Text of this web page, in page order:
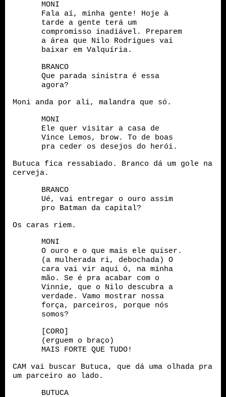
MONI
Fala aí, minha gente! Hoje à
tarde a gente terá um
compromisso inadiável. Preparem
a área que Nilo Rodrigues vai
baixar em Valquíria.
BRANCO
Que parada sinistra é essa
agora?
Moni anda por ali, malandra que só.
MONI
Ele quer visitar a casa de
Vince Lemos, brow. To de boas
pra ceder os desejos do herói.
Butuca fica ressabiado. Branco dá um gole na
cerveja.
BRANCO
Ué, vai entregar o ouro assim
pro Batman da capital?
Os caras riem.
MONI
O ouro e o que mais ele quiser.
(a mulherada ri, debochada) O
cara vai vir aqui ó, na minha
mão. Se é pra acabar com o
Vinnie, que o Nilo descubra a
verdade. Vamo mostrar nossa
força, parceiros, porque nós
somos?
[CORO]
(erguem o braço)
MAIS FORTE QUE TUDO!
CAM vai buscar Butuca, que dá uma olhada pra
um parceiro ao lado.
BUTUCA